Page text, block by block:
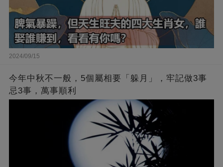
2024/09/15
今年中秋不一般，5個屬相要「躲月」，牢記做3事
忌3事，萬事順利